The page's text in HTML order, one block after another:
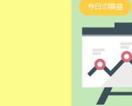
今日の損益